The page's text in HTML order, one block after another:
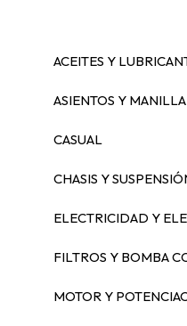
ACEITES Y
ASIENTOS Y
CASUAL
CHASIS Y
ELECTRICIDAD Y
FILTROS Y BOMBA
MOTOR Y